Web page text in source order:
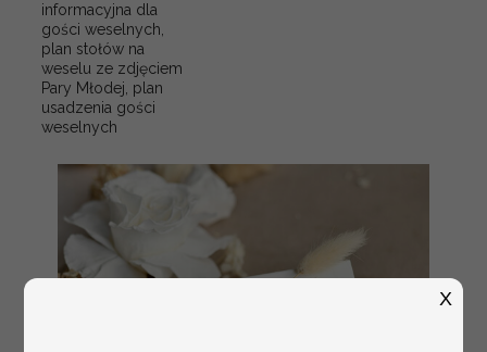
informacyjna dla
gości weselnych,
plan stołów na
weselu ze zdjęciem
Pary Młodej, plan
usadzenia gości
weselnych
X